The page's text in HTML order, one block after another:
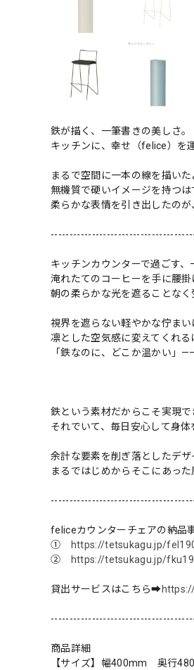
鉄が描く、一筆書きの美しさ。
キッチンに、幸せ（felice）を
まるで空間に一本の線を描い
無機質で硬いイメージを持つは
柔らかな表情を引き出したの
キッチンカウンターで過ごす、
淹れたてのコーヒーを手に腰
朝の柔らかな光を遮ることなく
視界を遮らない軽やかな佇まい
凛とした空気感に変えてくれる
「鉄なのに、どこか温かい」
鉄という素材だからこそ実現で
それでいて、毎日安心して身体
余計な要素を削ぎ落としたデ
まるではじめからそこにあっ
feliceカウンターチェアの納品
① https://tetsukagu.jp/
② https://tetsukagu.jp/
貸出サービスはこちら➡
商品詳細
【サイズ】幅400mm 奥行